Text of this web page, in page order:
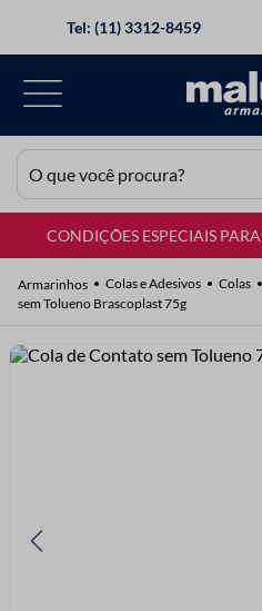
Tel: (11) 3312-8459
O que você procura?
CONDIÇÕES ESPECIAIS PARA
Colas e Adesivos Colas
sem Tolueno Brascoplast 75g
TERMOS MAIS BUSCADOS
2 º
barbante
3º
botão
8º